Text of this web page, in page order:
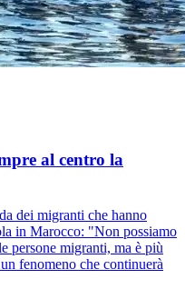
al centro la
dei migranti che hanno
in Marocco: "Non possiamo
persone migranti, ma è più
fenomeno che continuerà